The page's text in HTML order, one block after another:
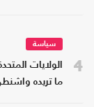
4
سياسة
الولايات
ما تريده